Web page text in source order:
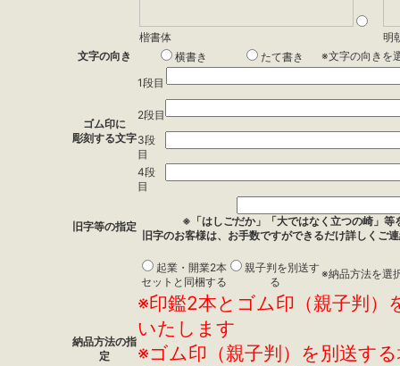
楷書体
明
文字の向き
横書き たて書き ※文字の向きを
ゴム印に
彫刻する文字
1段目
2段目
3段
目
4段
目
旧字等の指定
※「はしごだか」「大ではなく立つの崎」
旧字のお客様は、お手数ですができるだけ詳しくご
納品方法の指
定
起業・開業2本
セットと同梱する
親子判を別送す
る
※納品方法を選
※印鑑2本とゴム印（親子判）
いたします
※ゴム印（親子判）を別送す